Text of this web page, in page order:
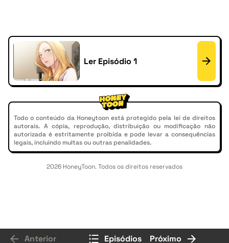
Ler Episódio 1
Todo o conteúdo da Honeytoon está protegido pela lei de direitos
autorais. A cópia, reprodução, distribuição ou modificação não
autorizada é estritamente proibida e pode levar a consequências
legais, incluindo multas ou outras penalidades.
2026 HoneyToon. Todos os direitos reservados
Anterior Episódios Próximo